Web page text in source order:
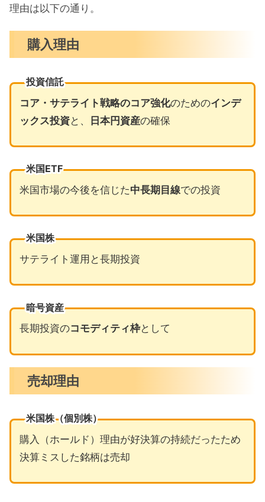
理由は以下の通り。
購入理由
投資信託
コア・サテライト戦略のコア強化のためのインデ
ックス投資と、 日本円資産の確保
米国ETF
米国市場の今後を信じた中長期目線での投資
米国株
サテライト運用と長期投資
暗号資産
長期投資のコモディティ枠として
売却理由
米国株（個別株）
購入（ホールド）理由が好決算の持続だったため
決算ミスした銘柄は売却